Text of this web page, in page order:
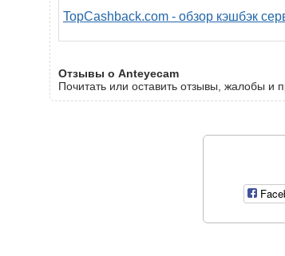
TopCashback.com - обзор кэшбэк
Отзывы о Anteyecam
Почитать или оставить отзывы, жалобы и